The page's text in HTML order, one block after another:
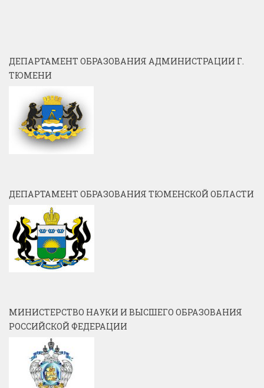
ДЕПАРТАМЕНТ ОБРАЗОВАНИЯ АДМИНИСТРАЦИИ Г.
ТЮМЕНИ
ДЕПАРТАМЕНТ ОБРАЗОВАНИЯ ТЮМЕНСКОЙ ОБЛАСТИ
МИНИСТЕРСТВО НАУКИ И ВЫСШЕГО ОБРАЗОВАНИЯ
РОССИЙСКОЙ ФЕДЕРАЦИИ